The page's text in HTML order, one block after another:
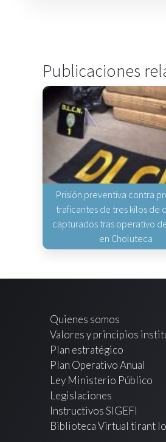
Publicaciones
Prisión preventiva contra
traficantes de tres kilos de
capturados tras operativo
en Choluteca
Quienes somos
Valores y principios
Plan estratégico
Plan Operativo Anual
Ley Ministerio Público
Legislaciones
Instructivos SIGEFI
Biblioteca Virtual tirant